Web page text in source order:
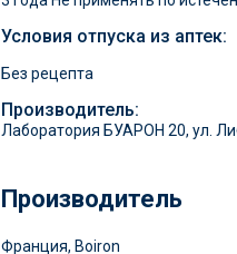
Условия отпуска из аптек:
Без рецепта
Производитель:
Лаборатория БУАРОН 20, ул.
Производитель
Франция, Boiron